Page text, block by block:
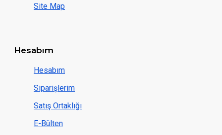
Site Map
Hesabım
Hesabım
Siparişlerim
Satış Ortaklığı
E-Bülten